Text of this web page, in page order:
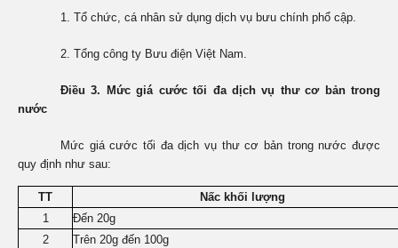
1. Tổ chức, cá nhân sử dụng dịch vụ bưu chính phổ cập.
2. Tổng công ty Bưu điện Việt Nam.
Điều 3. Mức giá cước tối đa dịch vụ thư cơ bản trong
nước
Mức giá cước tối đa dịch vụ thư cơ bản trong nước được
quy định như sau:
TT
Nấc khối lượng
1
Đến 20g
2
Trên 20g đến 100g